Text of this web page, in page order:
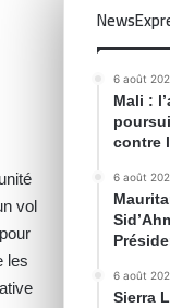
vol
les
6 août
Mali :
contre
6 août
6 août
Sierra